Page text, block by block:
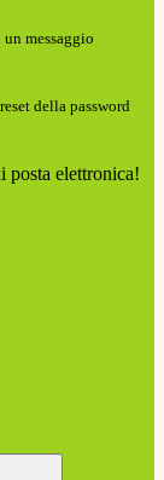
messaggio
della password
posta elettronica!